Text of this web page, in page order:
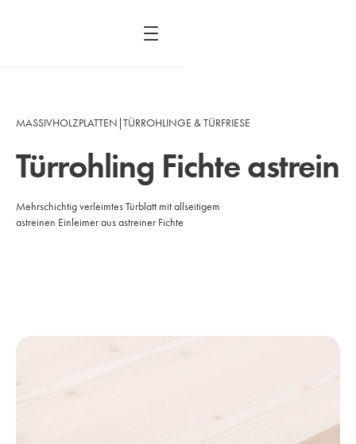
MASSIVHOLZPLATTEN |TÜRROHLINGE & TÜRFRIESE
Türrohling Fichte astrein
Mehrschichtig verleimtes Türblatt mit allseitigem
astreinen Einleimer aus astreiner Fichte